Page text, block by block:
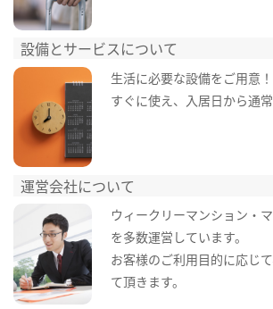
設備とサービスについて
生活に必要な設備をご用意
すぐに使え、入居日から通
運営会社について
ウィークリーマンション・
を多数運営しています。
お客様のご利用目的に応じ
て頂きます。